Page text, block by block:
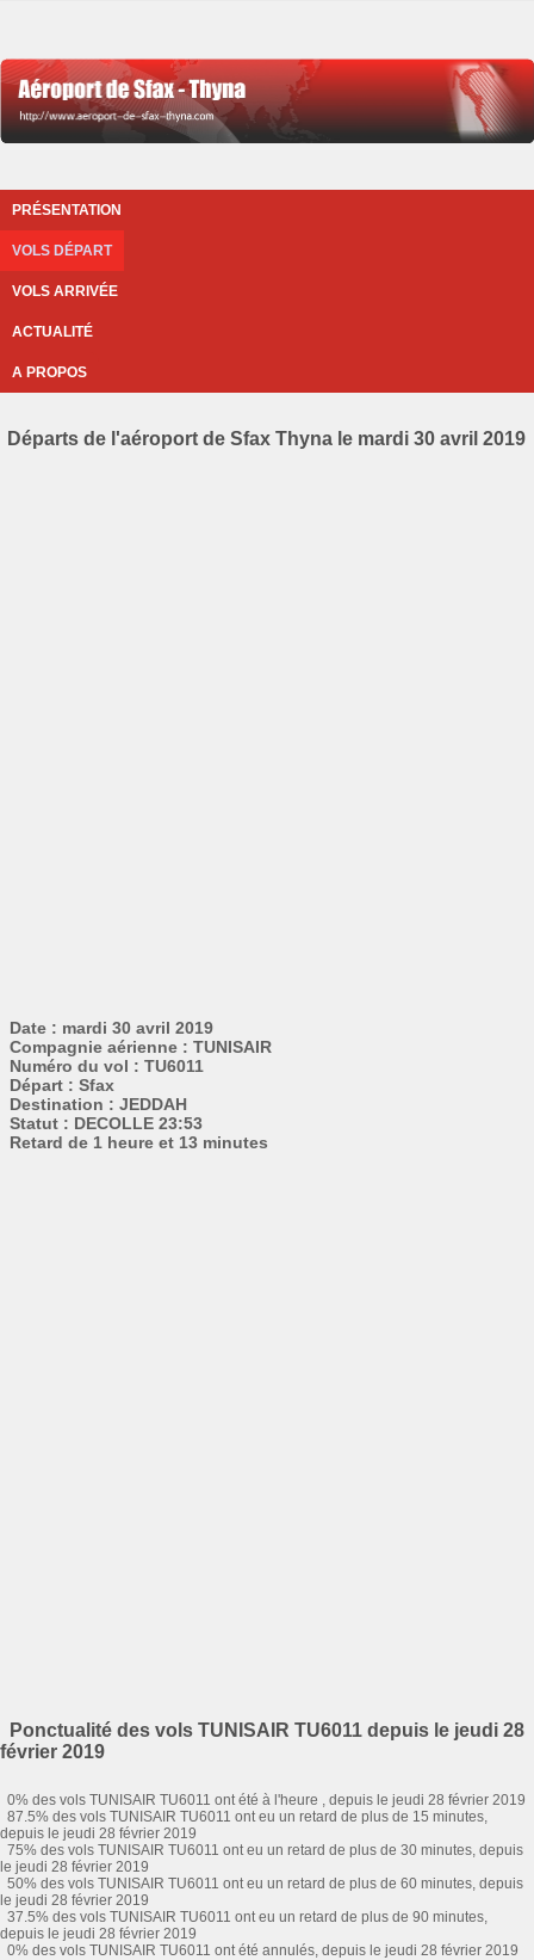
PRÉSENTATION
VOLS DÉPART
VOLS ARRIVÉE
ACTUALITÉ
A PROPOS
Départs de l'aéroport de Sfax Thyna le mardi 30 avril 2019
Date : mardi 30 avril 2019
Compagnie aérienne : TUNISAIR
Numéro du vol : TU6011
Départ : Sfax
Destination : JEDDAH
Statut : DECOLLE 23:53
Retard de 1 heure et 13 minutes
Ponctualité des vols TUNISAIR TU6011 depuis le jeudi 28
février 2019
0% des vols TUNISAIR TU6011 ont été à l'heure , depuis le jeudi 28 février 2019
87.5% des vols TUNISAIR TU6011 ont eu un retard de plus de 15 minutes,
depuis le jeudi 28 février 2019
75% des vols TUNISAIR TU6011 ont eu un retard de plus de 30 minutes, depuis
le jeudi 28 février 2019
50% des vols TUNISAIR TU6011 ont eu un retard de plus de 60 minutes, depuis
le jeudi 28 février 2019
37.5% des vols TUNISAIR TU6011 ont eu un retard de plus de 90 minutes,
depuis le jeudi 28 février 2019
0% des vols TUNISAIR TU6011 ont été annulés, depuis le jeudi 28 février 2019